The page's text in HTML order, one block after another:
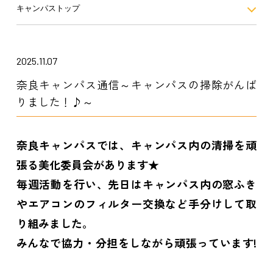
キャンパストップ
2025.11.07
奈良キャンパス通信～キャンパスの掃除がんば
りました！♪～
奈良キャンパスでは、キャンパス内の清掃を頑
張る美化委員会があります★
毎週活動を行い、先日はキャンパス内の窓ふき
やエアコンのフィルター交換など手分けして取
り組みました。
みんなで協力・分担をしながら頑張っています!